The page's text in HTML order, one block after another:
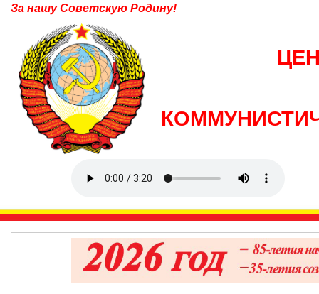
За нашу Советскую Родину!